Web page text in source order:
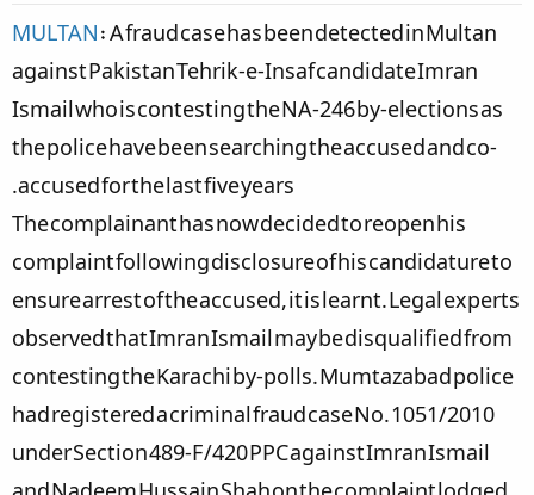
MULTAN: A fraud case has been detected in Multan
against Pakistan Tehrik-e-Insaf candidate Imran
Ismail who is contesting the NA-246 by-elections as
the police have been searching the accused and co-
accused for the last five years.​
The complainant has now decided to reopen his
complaint following disclosure of his candidature to
ensure arrest of the accused, it is learnt. Legal experts
observed that Imran Ismail may be disqualified from
contesting the Karachi by-polls. Mumtazabad police
had registered a criminal fraud case No. 1051/2010
under Section 489-F /420 PPC against Imran Ismail